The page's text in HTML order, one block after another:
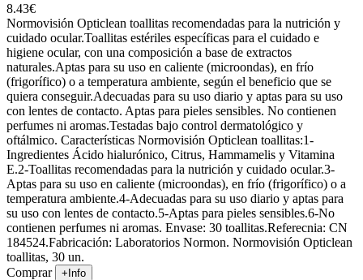
8.43€
Normovisión Opticlean toallitas recomendadas para la nutrición y
cuidado ocular.Toallitas estériles específicas para el cuidado e
higiene ocular, con una composición a base de extractos
naturales.Aptas para su uso en caliente (microondas), en frío
(frigorífico) o a temperatura ambiente, según el beneficio que se
quiera conseguir.Adecuadas para su uso diario y aptas para su uso
con lentes de contacto. Aptas para pieles sensibles. No contienen
perfumes ni aromas.Testadas bajo control dermatológico y
oftálmico. Características Normovisión Opticlean toallitas:1-
Ingredientes Ácido hialurónico, Citrus, Hammamelis y Vitamina
E.2-Toallitas recomendadas para la nutrición y cuidado ocular.3-
Aptas para su uso en caliente (microondas), en frío (frigorífico) o a
temperatura ambiente.4-Adecuadas para su uso diario y aptas para
su uso con lentes de contacto.5-Aptas para pieles sensibles.6-No
contienen perfumes ni aromas. Envase: 30 toallitas.Referecnia: CN
184524.Fabricación: Laboratorios Normon. Normovisión Opticlean
toallitas, 30 un.
Comprar
+Info